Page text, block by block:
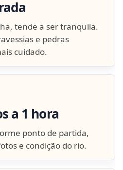
tende a ser tranquila.
e pedras
cuidado.
a 1 hora
ponto de partida,
e condição do rio.